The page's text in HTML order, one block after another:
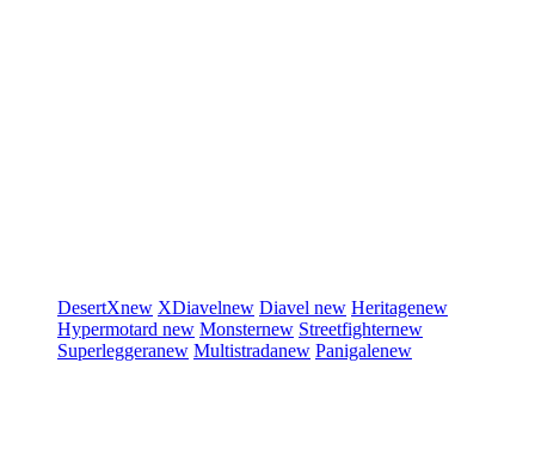
DesertXnew XDiavelnew Diavel new Heritagenew
Hypermotard new Monsternew Streetfighternew
Superleggeranew Multistradanew Panigalenew